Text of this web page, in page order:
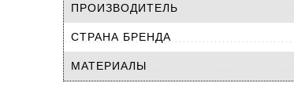
ПРОИЗВОДИТЕЛЬ
СТРАНА БРЕНДА
МАТЕРИАЛЫ